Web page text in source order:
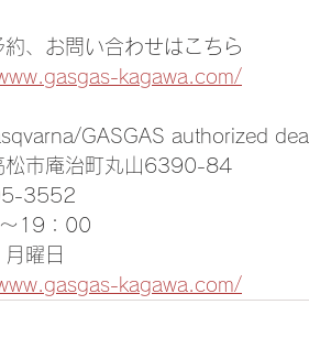
約、お問い合わせはこちら
kagawa.com/
GASGAS authorized
松市庵治町丸山6390-84
3552
19：00
曜日
kagawa.com/